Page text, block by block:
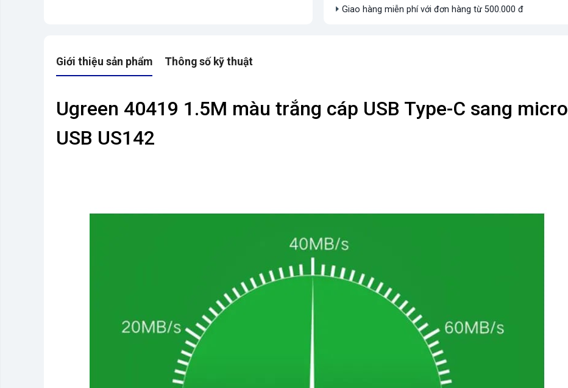
Giao hàng miễn phí với đơn hàng từ 500.000 đ
Giới thiệu sản phẩm Thông số kỹ thuật
Ugreen 40419 1.5M màu trắng cáp USB Type-C sang micro
USB US142